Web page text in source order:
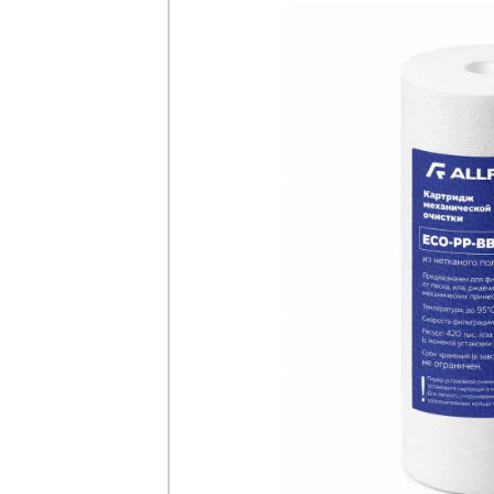
Каталог
Клиентам
Застройщикам
Снабженцам и
Монтажным
Предприятиям и
О